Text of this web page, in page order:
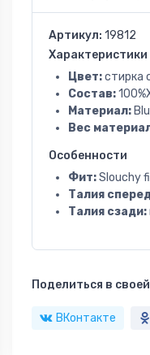
Артикул: 19812
Характеристики
Цвет:стирка
Состав:
Материал:
Вес
Особенности
Фит:Slouchy
Талия
Талия сзади:
Поделиться в
ВКонтакте